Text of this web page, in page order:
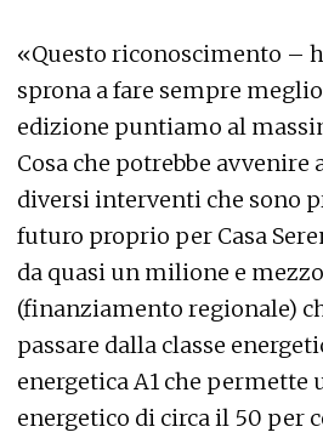
«Questo riconoscimento –
sprona a fare sempre
edizione puntiamo al
Cosa che potrebbe avvenire
diversi interventi che sono
futuro proprio per Casa
da quasi un milione e
(finanziamento regionale)
passare dalla classe
energetica A1 che permette
energetico di circa il 50 per